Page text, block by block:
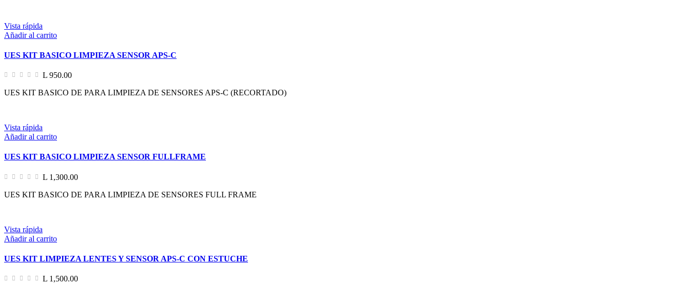
Vista rápida
Añadir al carrito
UES KIT BASICO LIMPIEZA SENSOR APS-C
L 950.00
UES KIT BASICO DE PARA LIMPIEZA DE SENSORES APS-C (RECORTADO)
Vista rápida
Añadir al carrito
UES KIT BASICO LIMPIEZA SENSOR FULLFRAME
L 1,300.00
UES KIT BASICO DE PARA LIMPIEZA DE SENSORES FULL FRAME
Vista rápida
Añadir al carrito
UES KIT LIMPIEZA LENTES Y SENSOR APS-C CON ESTUCHE
L 1,500.00